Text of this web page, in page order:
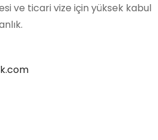
ve ticari vize için yüksek kabul